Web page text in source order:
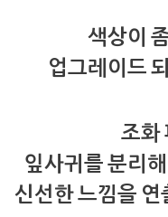
색상이
업그레이드
조화
잎사귀를 분리
신선한 느낌을